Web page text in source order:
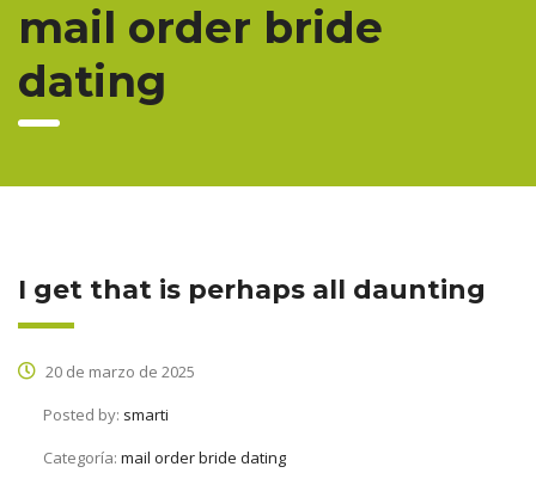
mail order bride
dating
I get that is perhaps all daunting
20 de marzo de 2025
Posted by: smarti
Categoría: mail order bride dating